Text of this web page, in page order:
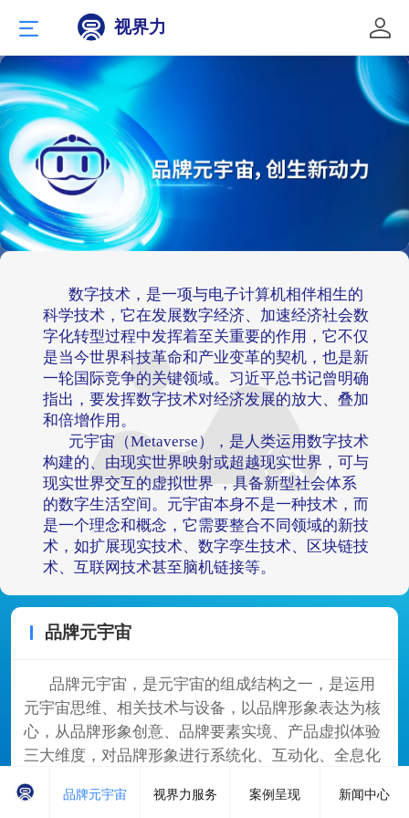
视界力
数字技术，是一项与电子计算机相伴相生的
科学技术，它在发展数字经济、加速经济社会数
字化转型过程中发挥着至关重要的作用，它不仅
是当今世界科技革命和产业变革的契机，也是新
一轮国际竞争的关键领域。习近平总书记曾明确
指出，要发挥数字技术对经济发展的放大、叠加
和倍增作用。
元宇宙（Metaverse），是人类运用数字技术
构建的、由现实世界映射或超越现实世界，可与
现实世界交互的虚拟世界 ，具备新型社会体系
的数字生活空间。元宇宙本身不是一种技术，而
是一个理念和概念，它需要整合不同领域的新技
术，如扩展现实技术、数字孪生技术、区块链技
术、互联网技术甚至脑机链接等。
品牌元宇宙
品牌元宇宙，是元宇宙的组成结构之一，是运用
元宇宙思维、相关技术与设备，以品牌形象表达为核
心，从品牌形象创意、品牌要素实境、产品虚拟体验
三大维度，对品牌形象进行系统化、互动化、全息化
品牌元宇宙 视界力服务 案例呈现 新闻中心